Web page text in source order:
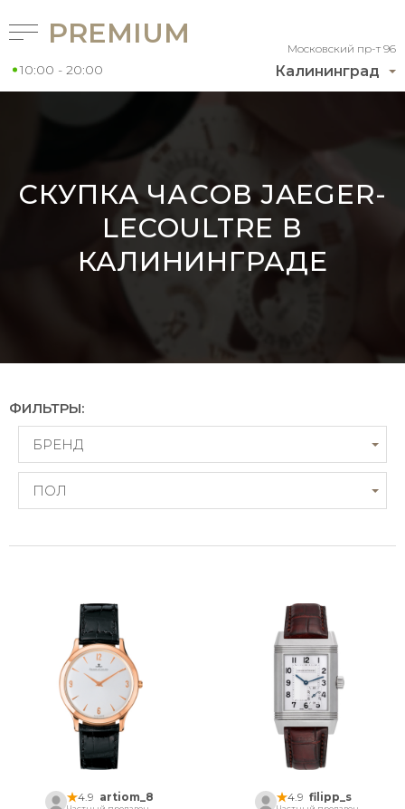
Калининград
Московский пр-т 96
PREMIUM
10:00 - 20:00
СКУПКА ЧАСОВ JAEGER-
LECOULTRE В
КАЛИНИНГРАДЕ
ФИЛЬТРЫ:
БРЕНД
ПОЛ
4.9 artiom_8 4.9 filipp_s